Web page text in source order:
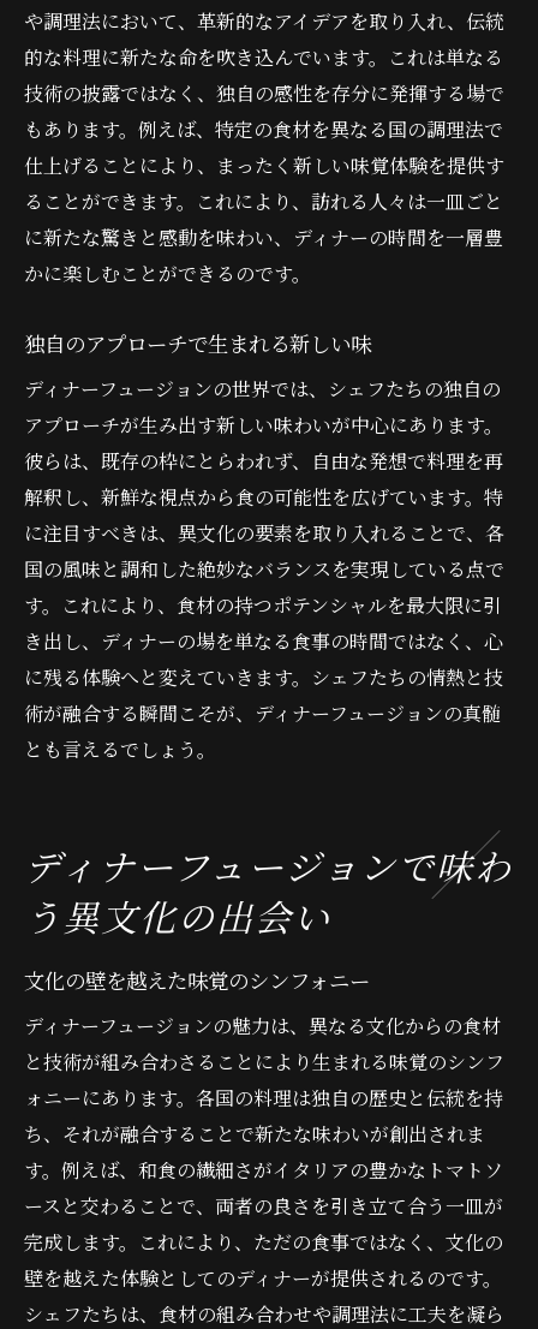
や調理法において、革新的なアイデアを取り入れ、伝統
的な料理に新たな命を吹き込んでいます。これは単なる
技術の披露ではなく、独自の感性を存分に発揮する場で
もあります。例えば、特定の食材を異なる国の調理法で
仕上げることにより、まったく新しい味覚体験を提供す
ることができます。これにより、訪れる人々は一皿ごと
に新たな驚きと感動を味わい、ディナーの時間を一層豊
かに楽しむことができるのです。
独自のアプローチで生まれる新しい味
ディナーフュージョンの世界では、シェフたちの独自の
アプローチが生み出す新しい味わいが中心にあります。
彼らは、既存の枠にとらわれず、自由な発想で料理を再
解釈し、新鮮な視点から食の可能性を広げています。特
に注目すべきは、異文化の要素を取り入れることで、各
国の風味と調和した絶妙なバランスを実現している点で
す。これにより、食材の持つポテンシャルを最大限に引
き出し、ディナーの場を単なる食事の時間ではなく、心
に残る体験へと変えていきます。シェフたちの情熱と技
術が融合する瞬間こそが、ディナーフュージョンの真髄
とも言えるでしょう。
ディナーフュージョンで味わ
う異文化の出会い
文化の壁を越えた味覚のシンフォニー
ディナーフュージョンの魅力は、異なる文化からの食材
と技術が組み合わさることにより生まれる味覚のシンフ
ォニーにあります。各国の料理は独自の歴史と伝統を持
ち、それが融合することで新たな味わいが創出されま
す。例えば、和食の繊細さがイタリアの豊かなトマトソ
ースと交わることで、両者の良さを引き立て合う一皿が
完成します。これにより、ただの食事ではなく、文化の
壁を越えた体験としてのディナーが提供されるのです。
シェフたちは、食材の組み合わせや調理法に工夫を凝ら